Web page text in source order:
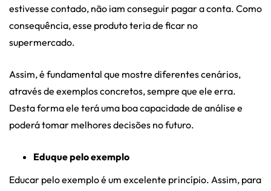
estivesse contado, não iam conseguir pagar a conta. Como
consequência, esse produto teria de ficar no
supermercado.
Assim, é fundamental que mostre diferentes cenários,
através de exemplos concretos, sempre que ele erra.
Desta forma ele terá uma boa capacidade de análise e
poderá tomar melhores decisões no futuro.
Eduque pelo exemplo
Educar pelo exemplo é um excelente princípio. Assim, para